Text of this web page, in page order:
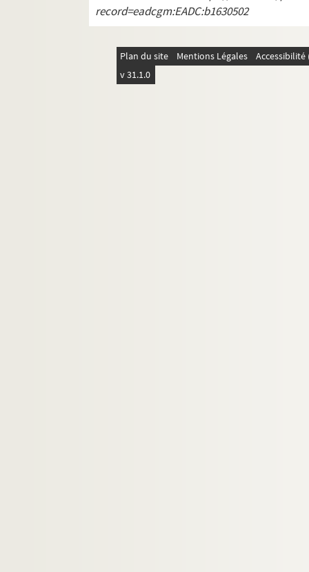
record=eadcgm:EADC:b1630502
Plan du site Mentions Légales
v 31.1.0